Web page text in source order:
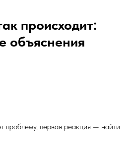
происходит:
объяснения
проблему, первая реакция — найти